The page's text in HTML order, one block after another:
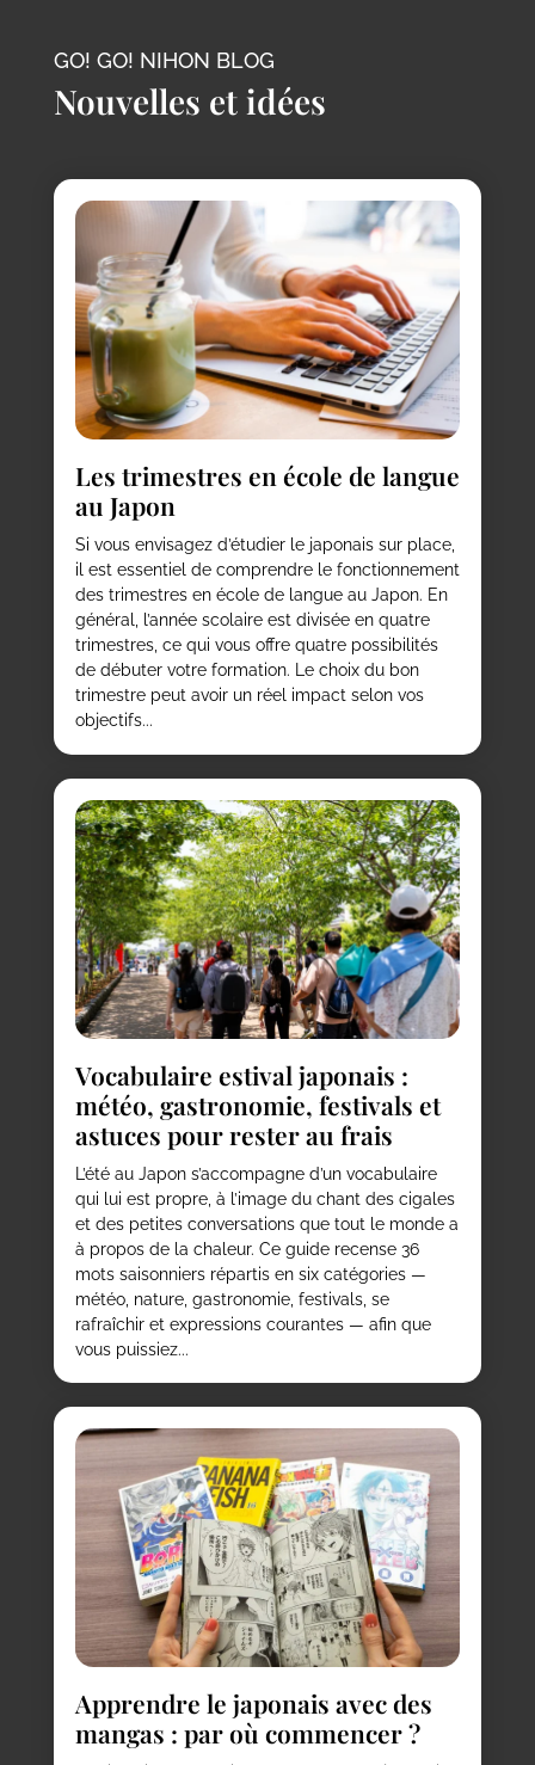
GO! GO! NIHON BLOG
Nouvelles et idées
Les trimestres en école de langue
au Japon
Si vous envisagez d’étudier le japonais sur place,
il est essentiel de comprendre le fonctionnement
des trimestres en école de langue au Japon. En
général, l’année scolaire est divisée en quatre
trimestres, ce qui vous offre quatre possibilités
de débuter votre formation. Le choix du bon
trimestre peut avoir un réel impact selon vos
objectifs...
Vocabulaire estival japonais :
météo, gastronomie, festivals et
astuces pour rester au frais
L’été au Japon s’accompagne d’un vocabulaire
qui lui est propre, à l’image du chant des cigales
et des petites conversations que tout le monde a
à propos de la chaleur. Ce guide recense 36
mots saisonniers répartis en six catégories —
météo, nature, gastronomie, festivals, se
rafraîchir et expressions courantes — afin que
vous puissiez...
Apprendre le japonais avec des
mangas : par où commencer ?